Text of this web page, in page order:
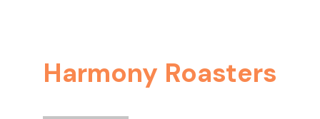
Harmony Roasters